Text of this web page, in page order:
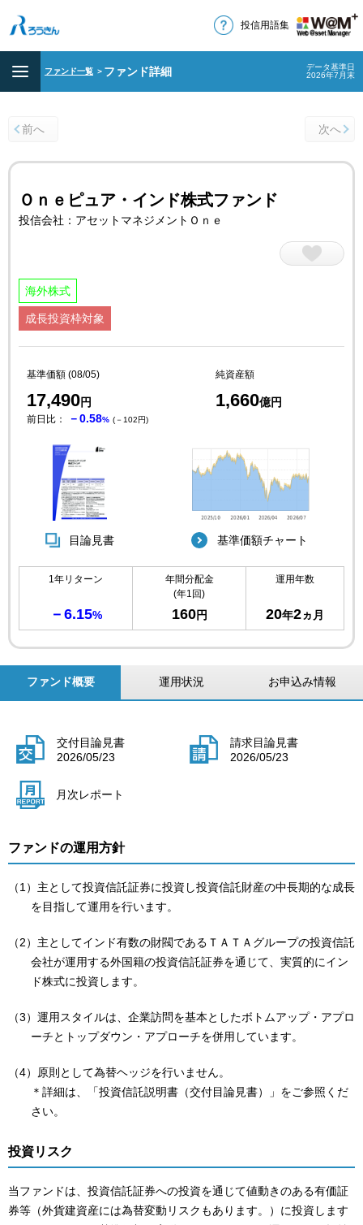
投信用語集
ファンド一覧 ＞ ファンド詳細
データ基準日
2026年7月末
前へ 次へ
Ｏｎｅピュア・インド株式ファンド
投信会社：アセットマネジメントＯｎｅ
海外株式
成長投資枠対象
基準価額 (08/05)
17,490円
純資産額
1,660億円
前日比： －0.58% (－102円)
目論見書 基準価額チャート
1年リターン
－6.15%
年間分配金
(年1回)
160円
運用年数
20年2ヵ月
ファンド概要 運用状況 お申込み情報
交付目論見書
2026/05/23
請求目論見書
2026/05/23
月次レポート
ファンドの運用方針
（1）主として投資信託証券に投資し投資信託財産の中長期的な成長
を目指して運用を行います。
（2）主としてインド有数の財閥であるＴＡＴＡグループの投資信託
会社が運用する外国籍の投資信託証券を通じて、実質的にイン
ド株式に投資します。
（3）運用スタイルは、企業訪問を基本としたボトムアップ・アプロ
ーチとトップダウン・アプローチを併用しています。
（4）原則として為替ヘッジを行いません。
＊詳細は、「投資信託説明書（交付目論見書）」をご参照くだ
さい。
投資リスク
当ファンドは、投資信託証券への投資を通じて値動きのある有価証
券等（外貨建資産には為替変動リスクもあります。）に投資します